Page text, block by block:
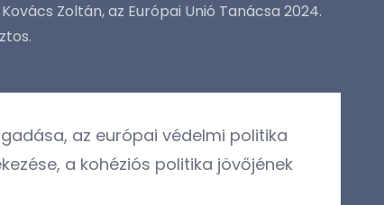
Zoltán, az Európai Unió Tanácsa 2024.
az európai védelmi politika
a kohéziós politika jövőjének